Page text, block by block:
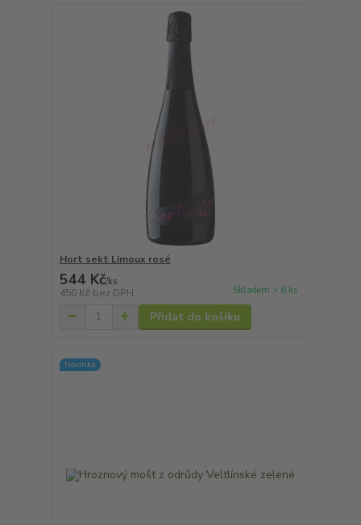
Hort sekt Limoux rosé
544 Kč/ks
450 Kč bez DPH Skladem > 6 ks
Přidat do košíku
Novinka